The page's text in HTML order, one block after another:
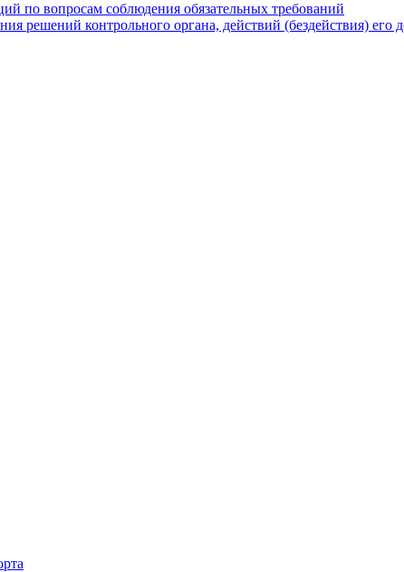
по вопросам соблюдения обязательных требований
решений контрольного органа, действий (бездействия) его